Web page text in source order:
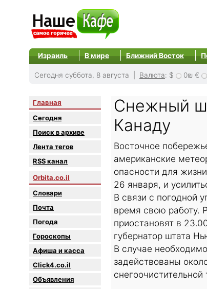
Израиль В мире Ближний Восток
Сегодня суббота, 8 августа | Валюта: $ 0₪ €
Главная
Сегодня
Поиск в архиве
Лента тегов
RSS канал
Orbita.co.il
Словари
Почта
Погода
Гороскопы
Афиша и касса
Click4.co.il
Объявления
Снежный
Канаду
Восточное
американские
опасности для
26 января, и
В связи с погодной
время свою работу.
приостановят в
губернатор штата
В случае
задействованы
снегоочистительной